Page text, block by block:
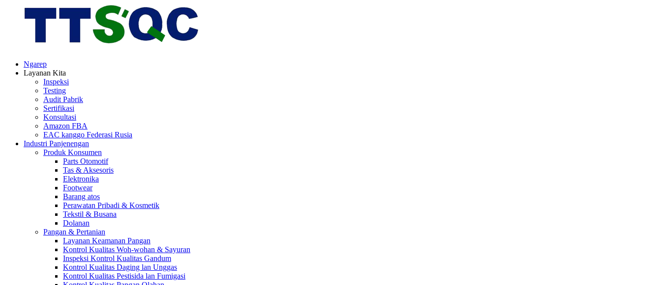
Ngarep
Layanan Kita
Inspeksi
Testing
Audit Pabrik
Sertifikasi
Konsultasi
Amazon FBA
EAC kanggo Federasi Rusia
Industri Panjenengan
Produk Konsumen
Parts Otomotif
Tas & Aksesoris
Elektronika
Footwear
Barang atos
Perawatan Pribadi & Kosmetik
Tekstil & Busana
Dolanan
Pangan & Pertanian
Layanan Keamanan Pangan
Kontrol Kualitas Woh-wohan & Sayuran
Inspeksi Kontrol Kualitas Gandum
Kontrol Kualitas Daging lan Unggas
Kontrol Kualitas Pestisida lan Fumigasi